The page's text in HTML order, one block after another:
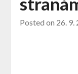
Posted on 26. 9.